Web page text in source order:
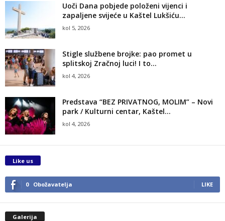
Uoči Dana pobjede položeni vijenci i
zapaljene svijeće u Kaštel Lukšiću...
kol 5, 2026
Stigle službene brojke: pao promet u
splitskoj Zračnoj luci! I to...
kol 4, 2026
Predstava “BEZ PRIVATNOG, MOLIM” – Novi
park / Kulturni centar, Kaštel...
kol 4, 2026
Like us
0 Obožavatelja LIKE
Galerija